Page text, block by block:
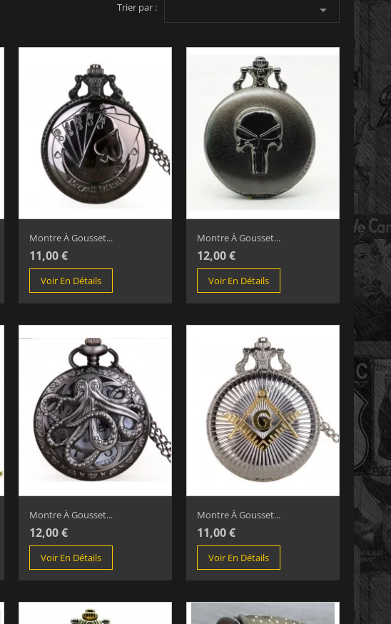
Trier par : 
Montre À Gousset...
11,00 €
Voir En Détails
Montre À Gousset...
12,00 €
Voir En Détails
Montre À Gousset...
12,00 €
Voir En Détails
Montre À Gousset...
11,00 €
Voir En Détails